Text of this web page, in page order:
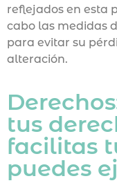
reflejados en esta
cabo las medidas
para evitar su
alteración.
tus
facilitas
puedes